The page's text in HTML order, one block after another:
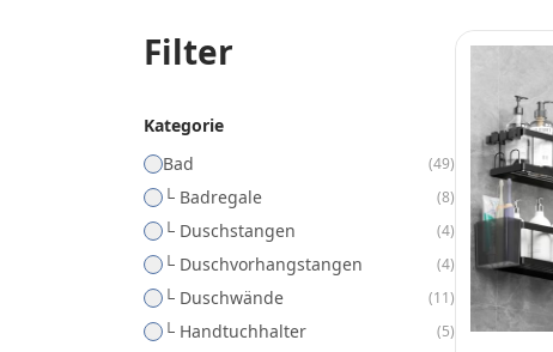
Filter
Kategorie
Bad
(49)
└ Badregale (8)
└ Duschstangen (4)
└ Duschvorhangstangen (4)
└ Duschwände (11)
└ Handtuchhalter (5)